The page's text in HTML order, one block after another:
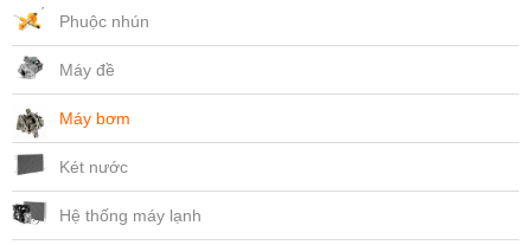
Phuộc nhún
Máy đề
Máy bơm
Két nước
Hệ thống máy lạnh